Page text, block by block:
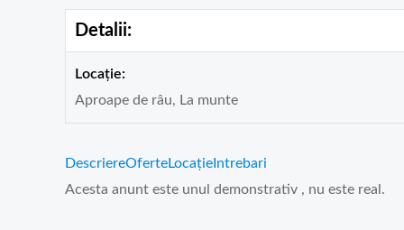
Detalii:
Locație:
Aproape de râu, La munte
DescriereOferteLocație Intrebari
Acesta anunt este unul demonstrativ , nu este real.